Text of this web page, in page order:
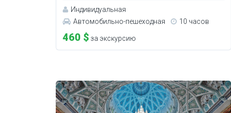
Индивидуальная
Автомобильно-пешеходная
10 часов
460 $ за экскурсию